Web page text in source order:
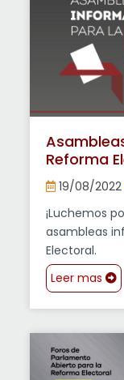
Reforma
19/08/2022
¡Luchemos
asambleas
Electoral.
Leer mas